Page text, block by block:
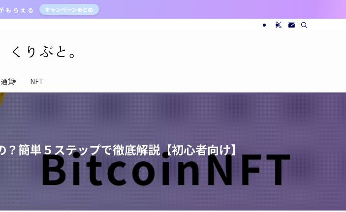
も ら え る キャンペーンまとめ
貨 NFT
簡単５ステップで徹底解説【初心者向け】